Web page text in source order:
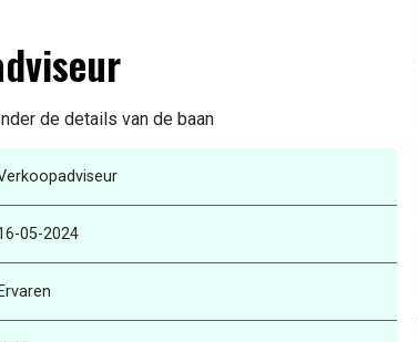
de details van de baan
05-2024
Ervaren